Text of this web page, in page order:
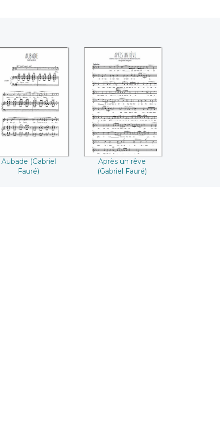
Aubade ((Gabriel
Fauré))
Aubade (Gabriel
Fauré)
Après un rêve
((Gabriel Fauré))
Après un rêve
(Gabriel Fauré)